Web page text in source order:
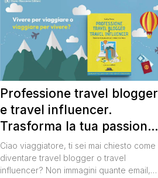
Professione travel blogger
e travel influencer.
Trasforma la tua passione
per i viaggi in un lavoro
Ciao viaggiatore, ti sei mai chiesto come
diventare travel blogger o travel
influencer? Non immagini quante email,